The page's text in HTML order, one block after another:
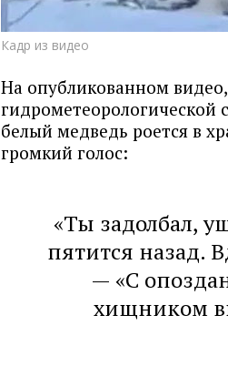
Кадр из видео
На опубликованном
гидрометеорологической
белый медведь роется в
громкий голос:
«Ты задолбал,
пятится назад.
— «С
хищником